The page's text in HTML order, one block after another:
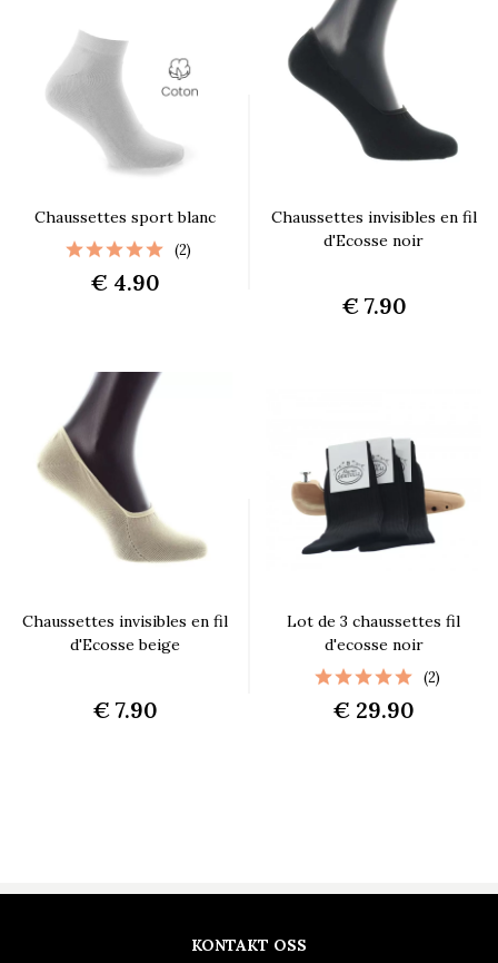
Chaussettes sport blanc
(2)
€ 4.90
Chaussettes invisibles en fil
d'Ecosse noir
€ 7.90
Chaussettes invisibles en fil
d'Ecosse beige
€ 7.90
Lot de 3 chaussettes fil
d'ecosse noir
(2)
€ 29.90
KONTAKT OSS